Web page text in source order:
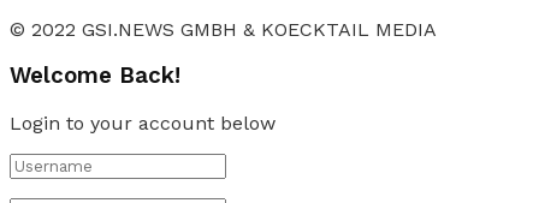
© 2022 GSI.NEWS GMBH & KOECKTAIL MEDIA
Welcome Back!
Login to your account below